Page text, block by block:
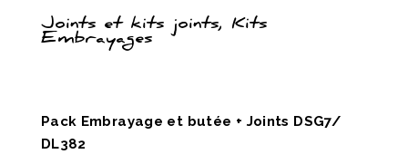
Joints et kits joints, Kits
Embrayages
Pack Embrayage et butée + Joints DSG7/
DL382